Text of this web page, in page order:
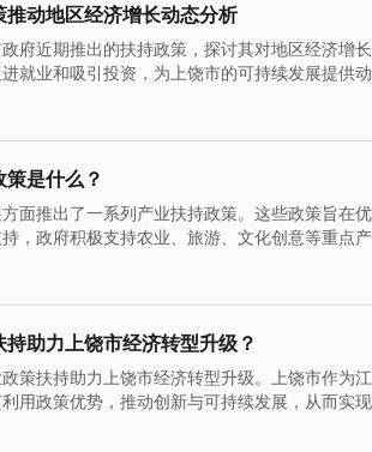
动地区经济增长动态分析
府近期推出的扶持政策，探讨其对地区经济增
就业和吸引投资，为上饶市的可持续发展提供
是什么？
面推出了一系列产业扶持政策。这些政策旨在
，政府积极支持农业、旅游、文化创意等重点
助力上饶市经济转型升级？
策扶持助力上饶市经济转型升级。上饶市作为
用政策优势，推动创新与可持续发展，从而实